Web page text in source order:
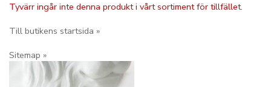
Tyvärr ingår inte denna produkt i vårt sortiment för tillfället.
Till butikens startsida »
Sitemap »